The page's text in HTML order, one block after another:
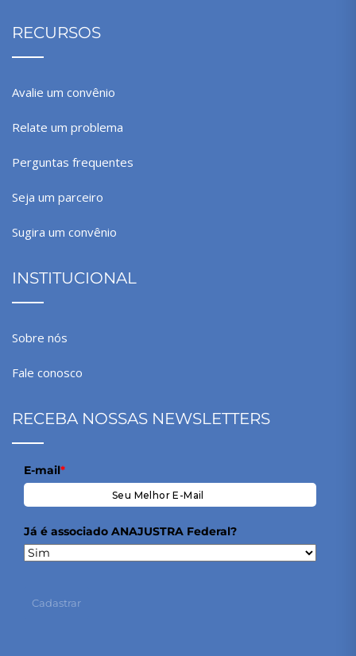
RECURSOS
Avalie um convênio
Relate um problema
Perguntas frequentes
Seja um parceiro
Sugira um convênio
INSTITUCIONAL
Sobre nós
Fale conosco
RECEBA NOSSAS NEWSLETTERS
E-mail*
Já é associado ANAJUSTRA Federal?
Cadastrar